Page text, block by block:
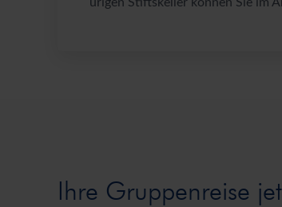
urigen Stiftskeller können Sie im
Ihre Gruppenreise